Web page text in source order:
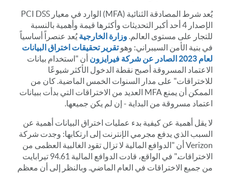
يُعد شرط المصادقة الثنائية (MFA) الوارد في معيار PCI DSS
الإصدار 4 أحد أكبر التحديثات وأكثرها قيمة وأهمية بالنسبة
للتجار على مستوى العالم. وزارة الخارجيةيُعد عنصراً أساسياً
في بنية الأمن السيبراني: وهوتقرير تحقيقات اختراق البيانات
لعام 2023 الصادر عن شركة فيرايزون
أن "استخدام بيانات
الاعتماد المسروقة أصبح نقطة الدخول الأكثر شيوعًا
للاختراقات" على مدار السنوات الخمس الماضية. كان من
الممكن أن يمنع MFA العديد من الاختراقات التي بدأت ببيانات
اعتماد مسروقة من البداية - إن لم يكن جميعها.
لا يقل أهمية عن كيفية بدء عمليات اختراق البيانات أهمية عن
السبب الذي يدفع مجرمي الإنترنت إلى ارتكابها: وجدت شركة
Verizon أن "الدوافع المالية لا تزال تقود الغالبية العظمى من
الاختراقات." في الواقع، قادت الدوافع المالية 94.61 تيرابايت
من جميع الاختراقات في العام الماضي. وبالنظر إلى أن معظم